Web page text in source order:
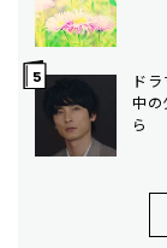
ド
中の
ら